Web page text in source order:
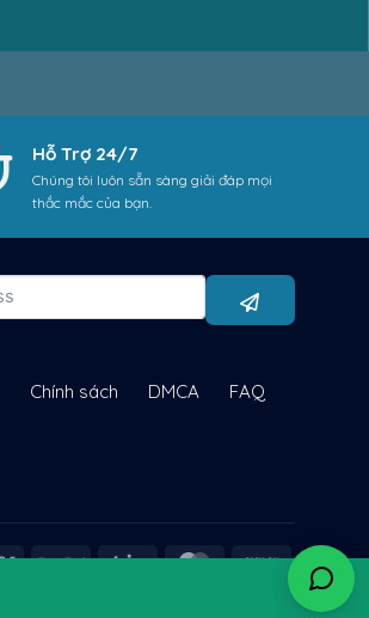
Hỗ Trợ 24/7
Chúng tôi luôn sẵn sàng giải đáp mọi
thắc mắc của bạn.
FAQ
DMCA
Chính sách